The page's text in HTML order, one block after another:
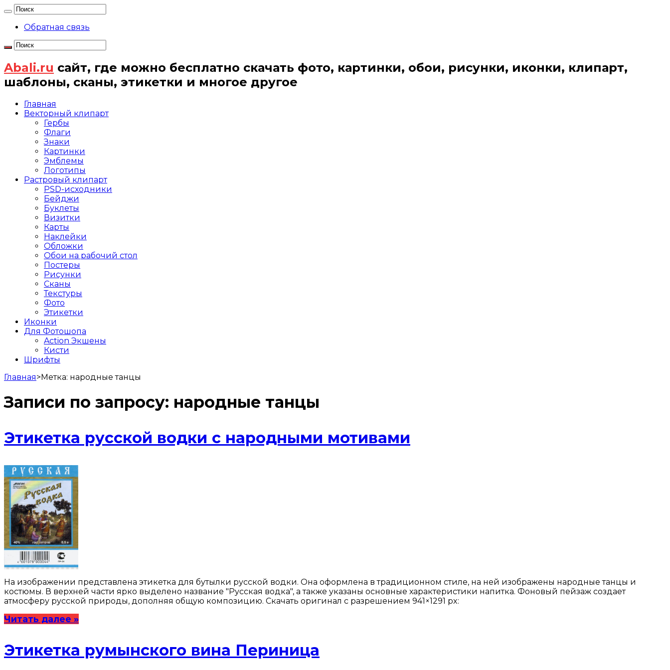
Обратная связь
Abali.ru сайт, где можно бесплатно скачать фото, картинки, обои, рисунки, иконки, клипарт,
шаблоны, сканы, этикетки и многое другое
Главная
Векторный клипарт
Гербы
Флаги
Знаки
Картинки
Эмблемы
Логотипы
Растровый клипарт
PSD-исходники
Бейджи
Буклеты
Визитки
Карты
Наклейки
Обложки
Обои на рабочий стол
Постеры
Рисунки
Сканы
Текстуры
Фото
Этикетки
Иконки
Для Фотошопа
Action Экшены
Кисти
Шрифты
Главная>Метка: народные танцы
Записи по запросу: народные танцы
Этикетка русской водки с народными мотивами
На изображении представлена этикетка для бутылки русской водки. Она оформлена в традиционном стиле, на ней изображены народные танцы и
костюмы. В верхней части ярко выделено название "Русская водка", а также указаны основные характеристики напитка. Фоновый пейзаж создает
атмосферу русской природы, дополняя общую композицию. Скачать оригинал с разрешением 941×1291 px:
Читать далее »
Этикетка румынского вина Периница